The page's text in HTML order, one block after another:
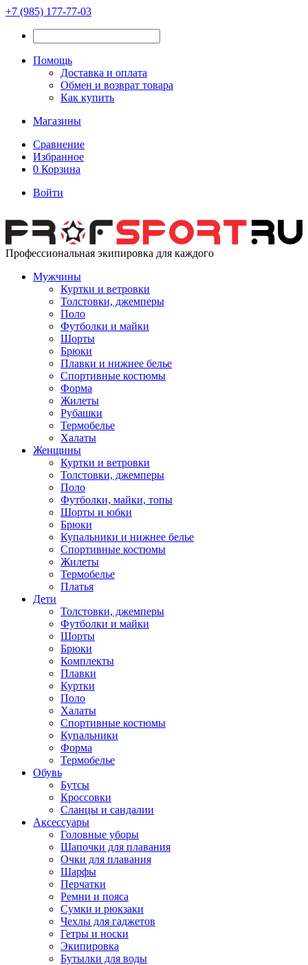
+7 (985) 177-77-03
Помощь
Доставка и оплата
Обмен и возврат товара
Как купить
Магазины
Сравнение
Избранное
0 Корзина
Войти
Профессиональная экипировка для каждого
Мужчины
Куртки и ветровки
Толстовки, джемперы
Поло
Футболки и майки
Шорты
Брюки
Плавки и нижнее белье
Спортивные костюмы
Форма
Жилеты
Рубашки
Термобелье
Халаты
Женщины
Куртки и ветровки
Толстовки, джемперы
Поло
Футболки, майки, топы
Шорты и юбки
Брюки
Купальники и нижнее белье
Спортивные костюмы
Жилеты
Термобелье
Платья
Дети
Толстовки, джемперы
Футболки и майки
Шорты
Брюки
Комплекты
Плавки
Куртки
Поло
Халаты
Спортивные костюмы
Купальники
Форма
Термобелье
Обувь
Бутсы
Кроссовки
Сланцы и сандалии
Аксессуары
Головные уборы
Шапочки для плавания
Очки для плавания
Шарфы
Перчатки
Ремни и пояса
Сумки и рюкзаки
Чехлы для гаджетов
Гетры и носки
Экипировка
Бутылки для воды